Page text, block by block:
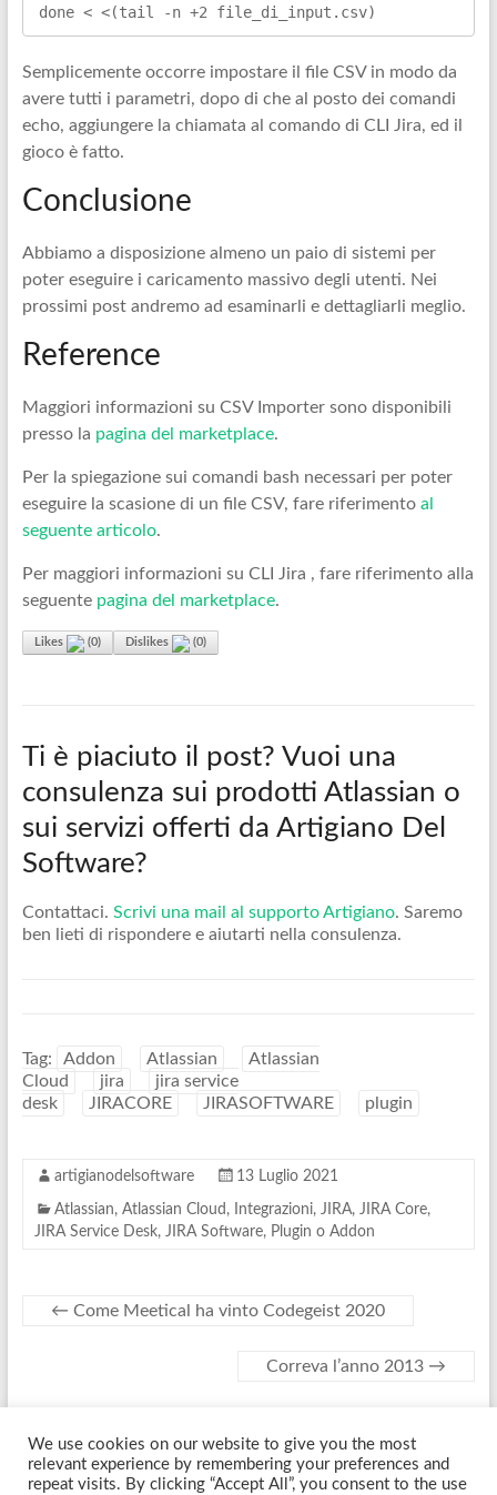
done < <(tail -n +2 file_di_input.csv)
Semplicemente occorre impostare il file CSV in modo da
avere tutti i parametri, dopo di che al posto dei comandi
echo, aggiungere la chiamata al comando di CLI Jira, ed il
gioco è fatto.
Conclusione
Abbiamo a disposizione almeno un paio di sistemi per
poter eseguire i caricamento massivo degli utenti. Nei
prossimi post andremo ad esaminarli e dettagliarli meglio.
Reference
Maggiori informazioni su CSV Importer sono disponibili
presso la pagina del marketplace.
Per la spiegazione sui comandi bash necessari per poter
eseguire la scasione di un file CSV, fare riferimento al
seguente articolo.
Per maggiori informazioni su CLI Jira , fare riferimento alla
seguente pagina del marketplace.
Likes (0) Dislikes (0)
Ti è piaciuto il post? Vuoi una
consulenza sui prodotti Atlassian o
sui servizi offerti da Artigiano Del
Software?
Contattaci. Scrivi una mail al supporto Artigiano. Saremo
ben lieti di rispondere e aiutarti nella consulenza.
Tag: Addon Atlassian
Atlassian
Cloud
jira
jira service
desk
JIRACORE JIRASOFTWARE plugin
artigianodelsoftware 13 Luglio 2021
Atlassian, Atlassian Cloud , Integrazioni, JIRA, JIRA Core,
JIRA Service Desk, JIRA Software, Plugin o Addon
← Come Meetical ha vinto Codegeist 2020
Correva l’anno 2013 →
Copyright © 2026Artigiano Del Software. Tutti i diritti riservati. Tema
Spaciousdi ThemeGrill. Sviluppato da:WordPress.
We use cookies on our website to give you the most
relevant experience by remembering your preferences and
repeat visits. By clicking “Accept All”, you consent to the use